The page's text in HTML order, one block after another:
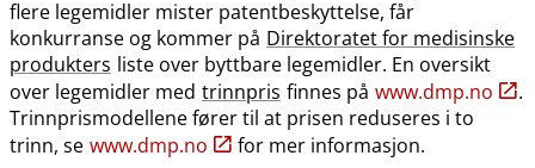
flere legemidler mister patentbeskyttelse, får
konkurranse og kommer på Direktoratet for medisinske
produkters liste over byttbare legemidler. En oversikt
over legemidler med trinnpris finnes på www.dmp.no
.
Trinnprismodellene fører til at prisen reduseres i to
trinn, se www.dmp.no for mer informasjon.